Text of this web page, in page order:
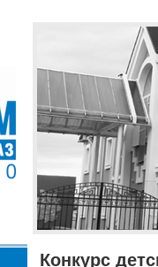
Конкурс